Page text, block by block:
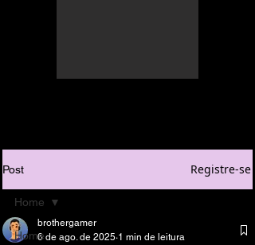
Post Registre-se
Home
Home
brothergamer
6 de ago. de 2025 1 min de leitura